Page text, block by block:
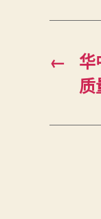
←
华
质